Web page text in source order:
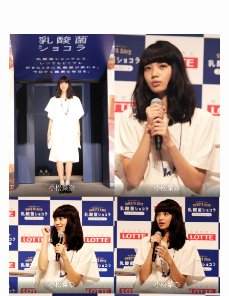
小松菜奈 小松菜奈
小松菜奈 小松菜奈